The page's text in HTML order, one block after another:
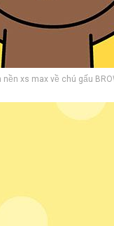
nền xs max về chú gấu